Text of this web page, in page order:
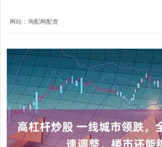
网站：淘配网配资